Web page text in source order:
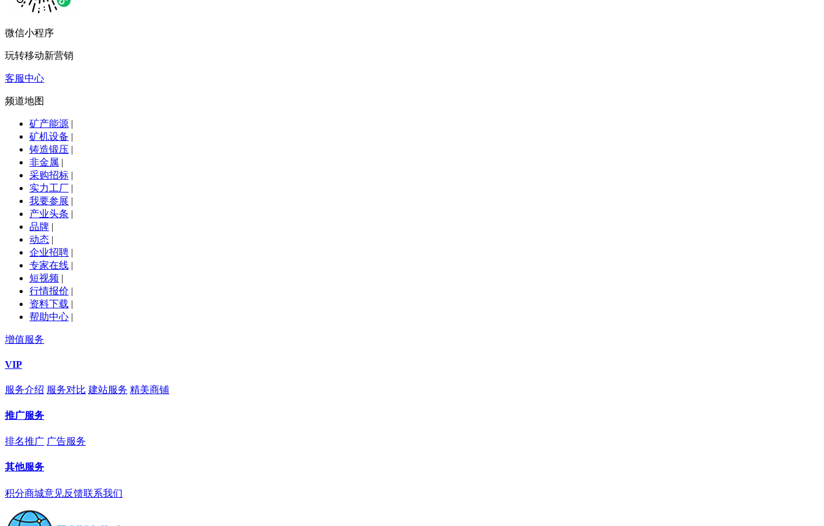
微信小程序
玩转移动新营销
客服中心
频道地图
矿产能源 |
矿机设备 |
铸造锻压 |
非金属 |
采购招标 |
实力工厂 |
我要参展 |
产业头条 |
品牌 |
动态 |
企业招聘 |
专家在线 |
短视频 |
行情报价 |
资料下载 |
帮助中心 |
增值服务
VIP
服务介绍 服务对比 建站服务 精美商铺
推广服务
排名推广 广告服务
其他服务
积分商城意见反馈联系我们